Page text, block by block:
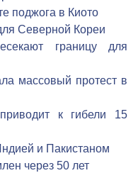
поджога в Киото
Северной Кореи
границу для
массовый протест в
к гибели 15
и Пакистаном
через 50 лет